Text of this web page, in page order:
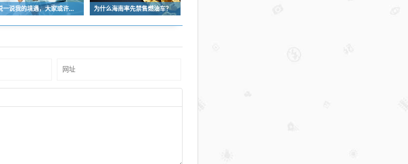
说一说我的境遇，大家或许多少能对于长沙这座城的人事物有些体会 为什么海南率先禁售燃油车？